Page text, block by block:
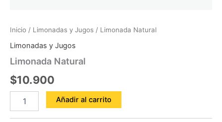
Inicio / Limonadas y Jugos / Limonada Natural
Limonadas y Jugos
Limonada Natural
$10.900
Añadir al carrito